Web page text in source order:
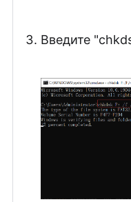
Введите